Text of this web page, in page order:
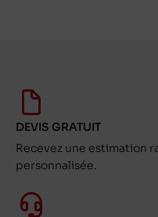
DEVIS GRATUIT
Recevez une estimation
personnalisée.